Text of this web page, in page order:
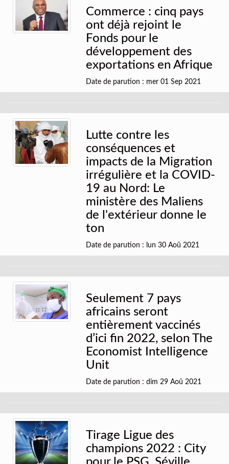
Commerce : cinq pays
ont déjà rejoint le
Fonds pour le
développement des
exportations en Afrique
Date de parution : mer 01 Sep 2021
Lutte contre les
conséquences et
impacts de la Migration
irrégulière et la COVID-
19 au Nord: Le
ministère des Maliens
de l'extérieur donne le
ton
Date de parution : lun 30 Aoû 2021
Seulement 7 pays
africains seront
entièrement vaccinés
d’ici fin 2022, selon The
Economist Intelligence
Unit
Date de parution : dim 29 Aoû 2021
Tirage Ligue des
champions 2022 : City